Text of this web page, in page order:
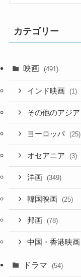
カテゴリー
映画 (491)
インド映画 (1)
その他のアジア
ヨーロッパ (25)
オセアニア (3)
洋画 (349)
韓国映画 (25)
邦画 (78)
中国・香港映画
ドラマ (54)